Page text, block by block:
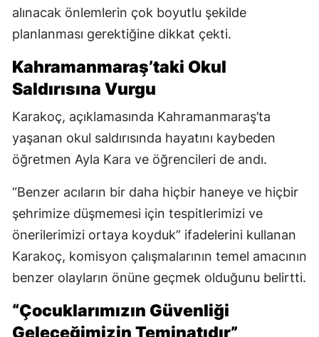
alınacak önlemlerin çok boyutlu şekilde
planlanması gerektiğine dikkat çekti.
Kahramanmaraş’taki Okul
Saldırısına Vurgu
Karakoç, açıklamasında Kahramanmaraş’ta
yaşanan okul saldırısında hayatını kaybeden
öğretmen Ayla Kara ve öğrencileri de andı.
“Benzer acıların bir daha hiçbir haneye ve hiçbir
şehrimize düşmemesi için tespitlerimizi ve
önerilerimizi ortaya koyduk” ifadelerini kullanan
Karakoç, komisyon çalışmalarının temel amacının
benzer olayların önüne geçmek olduğunu belirtti.
“Çocuklarımızın Güvenliği
Geleceğimizin Teminatıdır”